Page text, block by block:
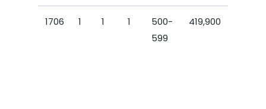
1706 1 1 1
500-
599
419,900